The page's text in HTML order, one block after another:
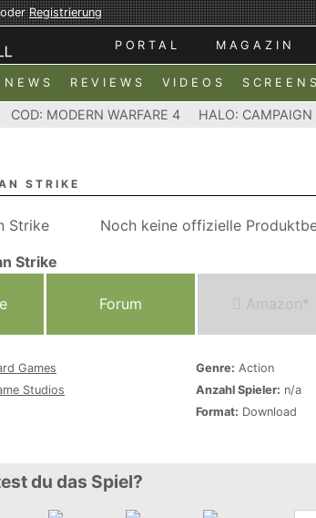
Registrierung
PORTAL MAGAZIN
NEWS REVIEWS VIDEOS SCREENS
COD: MODERN WARFARE 4 HALO: CAMPAIGN
STRIKE
Strike
Noch keine offizielle
Forum Amazon*
Games
Studios
Genre: Action
Anzahl Spieler: n/a
Format: Download
du das Spiel?